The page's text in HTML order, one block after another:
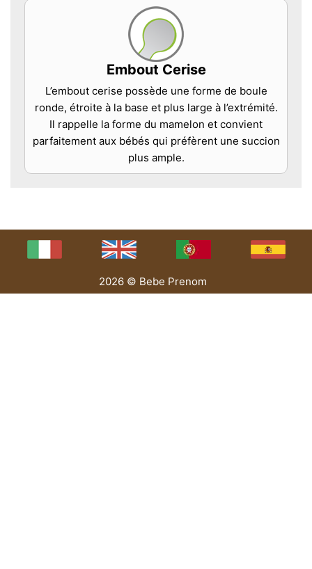
Embout Cerise
L’embout cerise possède une forme de boule
ronde, étroite à la base et plus large à l’extrémité.
Il rappelle la forme du mamelon et convient
parfaitement aux bébés qui préfèrent une succion
plus ample.
2026 © Bebe Prenom